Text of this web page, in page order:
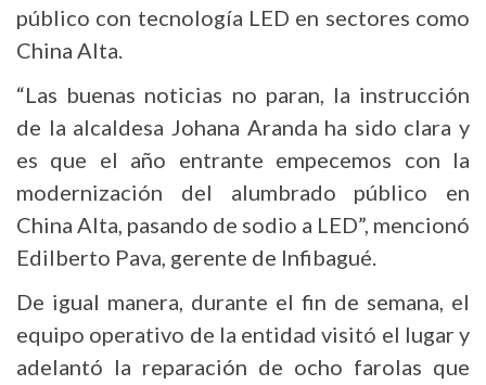
público con tecnología LED en sectores como
China Alta.
“Las buenas noticias no paran, la instrucción
de la alcaldesa Johana Aranda ha sido clara y
es que el año entrante empecemos con la
modernización del alumbrado público en
China Alta, pasando de sodio a LED”, mencionó
Edilberto Pava, gerente de Infibagué.
De igual manera, durante el fin de semana, el
equipo operativo de la entidad visitó el lugar y
adelantó la reparación de ocho farolas que